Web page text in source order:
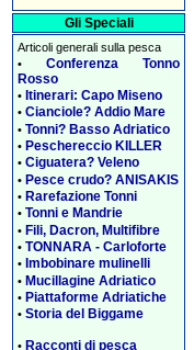
Gli Speciali
Articoli generali sulla pesca
• Conferenza Tonno
Rosso
• Itinerari: Capo Miseno
• Cianciole? Addio Mare
• Tonni? Basso Adriatico
• Peschereccio KILLER
• Ciguatera? Veleno
• Pesce crudo? ANISAKIS
• Rarefazione Tonni
• Tonni e Mandrie
• Fili, Dacron, Multifibre
• TONNARA - Carloforte
• Imbobinare mulinelli
• Mucillagine Adriatico
• Piattaforme Adriatiche
• Storia del Biggame
• Racconti di pesca